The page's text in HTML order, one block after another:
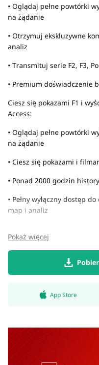
• Oglądaj pełne powtórki
na żądanie
• Otrzymuj ekskluzywne
analiz
• Transmituj serie F2, F3,
• Premium doświadczenie
Ciesz się pokazami F1 i
Access:
• Oglądaj pełne powtórki
na żądanie
• Ciesz się pokazami i
• Ponad 2000 godzin
• Pełny wyłączny dostęp
map i analiz
Pokaż więcej
App Store